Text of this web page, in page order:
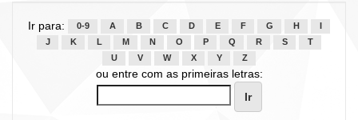
Ir para: 0-9 A B C D E F G H
J
K L M N O P Q R S
T
U
V W X Y Z
ou entre com as primeiras letras: